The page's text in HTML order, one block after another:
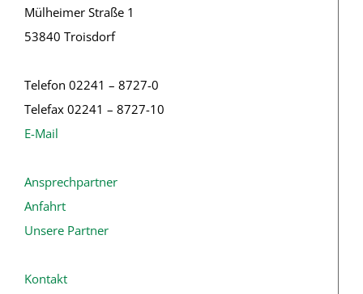
Mülheimer Straße 1
53840 Troisdorf
Telefon 02241 – 8727-0
Telefax 02241 – 8727-10
E-Mail
Ansprechpartner
Anfahrt
Unsere Partner
Kontakt